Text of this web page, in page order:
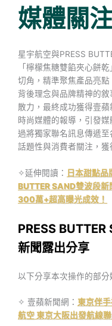
媒體關
星宇航空與PRESS
「檸檬焦糖雙餡夾心餅
切角，精準聚焦產品亮
背後理念與品牌精神的
散力，最終成功獲得壹蘋
時尚媒體的報導，引發
過將獨家聯名訊息傳遞
話題性與消費者關注，獲
✧延伸閱讀：
日本甜點品
BUTTER SAND雙波段
300萬+超高曝光成效！
PRESS
新聞露出分享
以下分享本次操作的部分
✧ 壹蘋新聞網： 東京伴
航空 東京大阪出發航線